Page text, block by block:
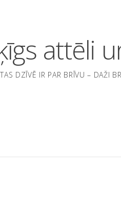
attēli
DZĪVĒ IR PAR BRĪVU – DAŽI